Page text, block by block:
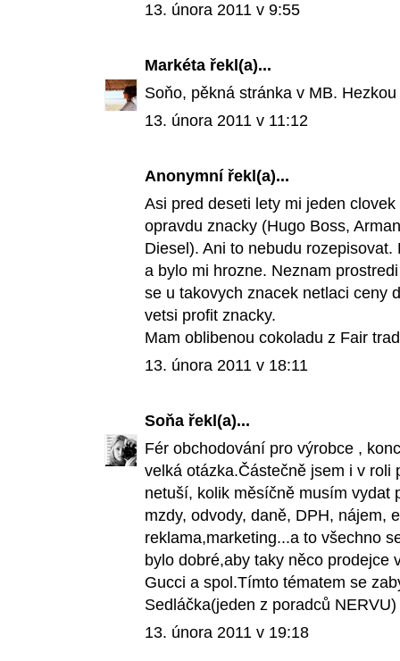
13. února 2011 v 9:55
Markéta řekl(a)...
Soňo, pěkná stránka v MB.
13. února 2011 v 11:12
Anonymní řekl(a)...
Asi pred deseti lety mi jeden
opravdu znacky (Hugo Boss,
Diesel). Ani to nebudu
a bylo mi hrozne. Neznam
se u takovych znacek netlaci ceny
vetsi profit znacky.
Mam oblibenou cokoladu z Fair
13. února 2011 v 18:11
Soňa řekl(a)...
Fér obchodování pro výrobce ,
velká otázka.Částečně jsem i v
netuší, kolik měsíčně musím vydat
mzdy, odvody, daně, DPH, nájem,
reklama,marketing...a to všechno
bylo dobré,aby taky něco prodejce
Gucci a spol.Tímto tématem se
Sedláčka(jeden z poradců
13. února 2011 v 19:18